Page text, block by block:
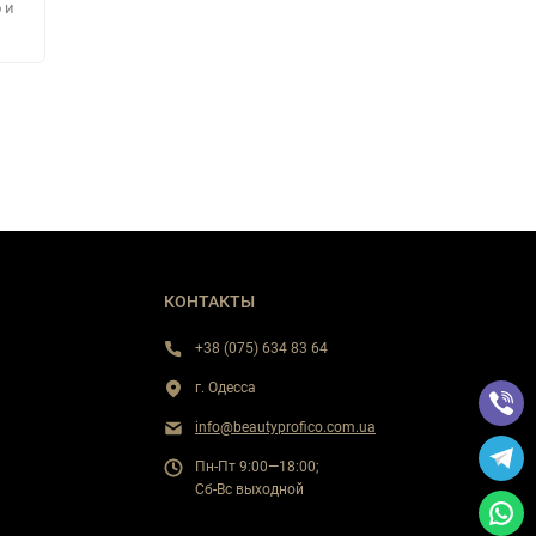
и
КОНТАКТЫ
+38 (075) 634 83 64
г. Одесса
info@beautyprofico.com.ua
Пн-Пт 9:00—18:00;
Сб-Вс выходной